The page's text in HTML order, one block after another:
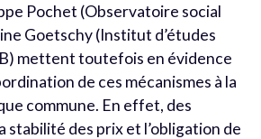
Pochet (Observatoire social
Goetschy (Institut d’études
mettent toutefois en évidence
de ces mécanismes à la
commune. En effet, des
stabilité des prix et l’obligation de